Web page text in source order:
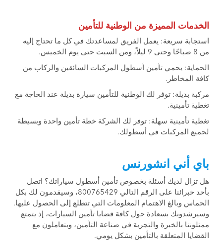
الخدمات المميزة من الوطنية للتأمين
استجابة سريعة: يعمل الفريق لمساعدتك في كل ما تحتاج إليه
من 8 صباحًا وحتى 9 ليلاً، ومن السبت حتى يوم الخميس.
الحماية: يحمي تأمين أسطول المركبات السائقين والركاب من
كافة المخاطر.
مركبة بديلة: توفر لك الوطنية للتأمين سيارة بديلة عند الحاجة مع
تغطية تأمينية.
تغطية تأمينية سهلة: توفر لك الشركة خطة تأمين واحدة وبسيطة
لجميع المركبات في أسطولك.
باي أني انشورنس
هل تزال لديك أسئلة بخصوص تأمين أسطول سياراتك؟ اتصل
بأحد خبرائنا على الرقم التالي 800765429، وسيقدمون لك بكل
الحماس وبالغ الاهتمام المعلومات التي تتطلع إلى الحصول عليها.
وسيرشدونك بسعادة حول كافة قضايا تأمين السيارات، إذ يتمتع
ممثلوننا بالخبرة والتجربة في صناعة التأمين، ويتعاملون مع
القضايا المتعلقة بالتأمين بشكل يومي.